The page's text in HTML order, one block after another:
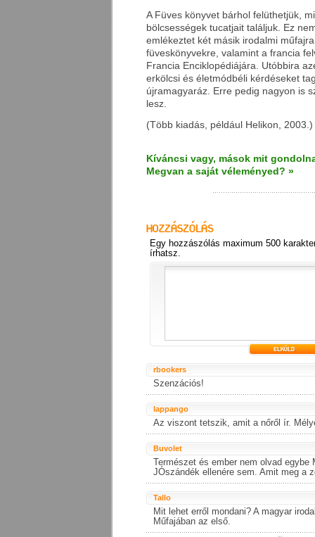
A Füves könyvet bárhol felüthetjük,
bölcsességek tucatjait találjuk. Ez
emlékeztet két másik irodalmi
füveskönyvekre, valamint a francia
Francia Enciklopédiájára. Utóbbira
erkölcsi és életmódbéli kérdéseket
újramagyaráz. Erre pedig nagyon is
lesz.
(Több kiadás, például Helikon, 2003.)
Kíváncsi vagy, mások mit
Megvan a saját véleményed? »
Egy hozzászólás maximum 500
írhatsz.
rbookers
Szenzációs!
lappango
Az viszont tetszik, amit a nőről ír.
Buvolet
Természet és ember nem olvad
JÓszándék ellenére sem. Amit meg a
Tallo
Mit lehet erről mondani? A magyar
Műfajában az első.